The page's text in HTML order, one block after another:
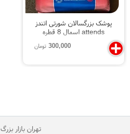
پوشک بزرگسالان شورتی اتندز
attends اسمال 8 قطره
300,000تومان
تهران بازار بزرگ